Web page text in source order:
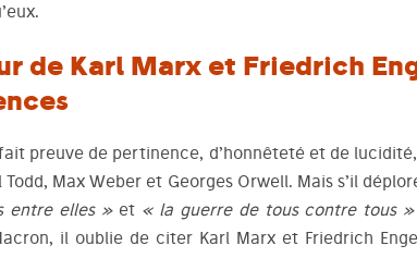
de Karl Marx et Friedrich
preuve de pertinence, d’honnêteté et de
Max Weber et Georges Orwell. Mais s’il
entre elles »et « la guerre de tous contre tous »
il oublie de citer Karl Marx et Friedrich